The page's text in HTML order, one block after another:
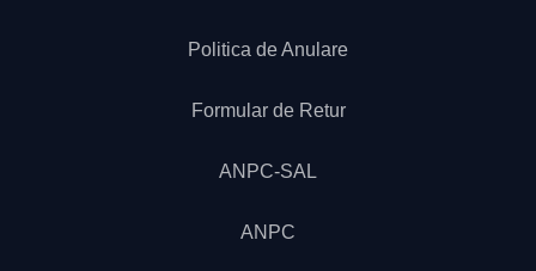
Politica de Anulare
Formular de Retur
ANPC-SAL
ANPC